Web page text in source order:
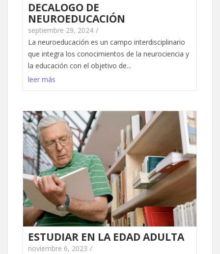
DECALOGO DE
NEUROEDUCACIÓN
septiembre 29, 2024 /
La neuroeducación es un campo interdisciplinario
que integra los conocimientos de la neurociencia y
la educación con el objetivo de...
leer más
ESTUDIAR EN LA EDAD ADULTA
noviembre 6, 2023 /